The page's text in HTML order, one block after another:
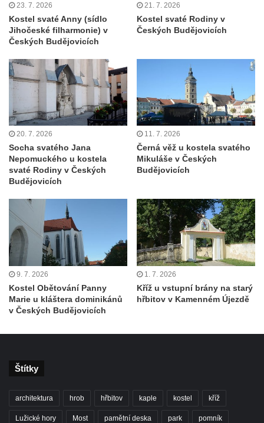
23. 7. 2026
Kostel svaté Anny (sídlo
Jihočeské filharmonie) v
Českých Budějovicích
21. 7. 2026
Kostel svaté Rodiny v
Českých Budějovicích
20. 7. 2026
Socha svatého Jana
Nepomuckého u kostela
svaté Rodiny v Českých
Budějovicích
11. 7. 2026
Černá věž u kostela svatého
Mikuláše v Českých
Budějovicích
9. 7. 2026
Kostel Obětování Panny
Marie u kláštera dominikánů
v Českých Budějovicích
1. 7. 2026
Kříž u vstupní brány na starý
hřbitov v Kamenném Újezdě
Štítky
architektura hrob hřbitov kaple kostel kříž
Lužické hory Most pamětní deska park pomník